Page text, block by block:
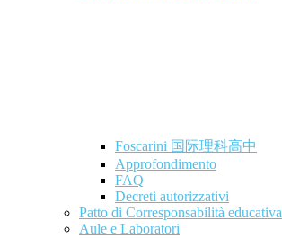
Foscarini 国际理科高中
Approfondimento
FAQ
Decreti autorizzativi
Patto di Corresponsabilità educativa
Aule e Laboratori